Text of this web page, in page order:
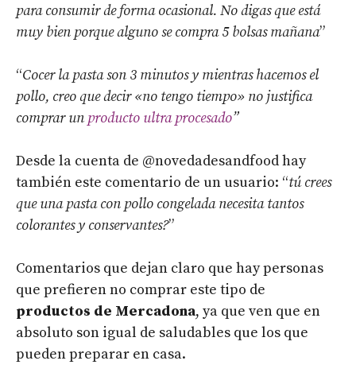
para consumir de forma ocasional. No digas que está
muy bien porque alguno se compra 5 bolsas mañana”
“Cocer la pasta son 3 minutos y mientras hacemos el
pollo, creo que decir «no tengo tiempo» no justifica
comprar un producto ultra procesado”
Desde la cuenta de @novedadesandfood hay
también este comentario de un usuario: “tú crees
que una pasta con pollo congelada necesita tantos
colorantes y conservantes?”
Comentarios que dejan claro que hay personas
que prefieren no comprar este tipo de
productos de Mercadona, ya que ven que en
absoluto son igual de saludables que los que
pueden preparar en casa.